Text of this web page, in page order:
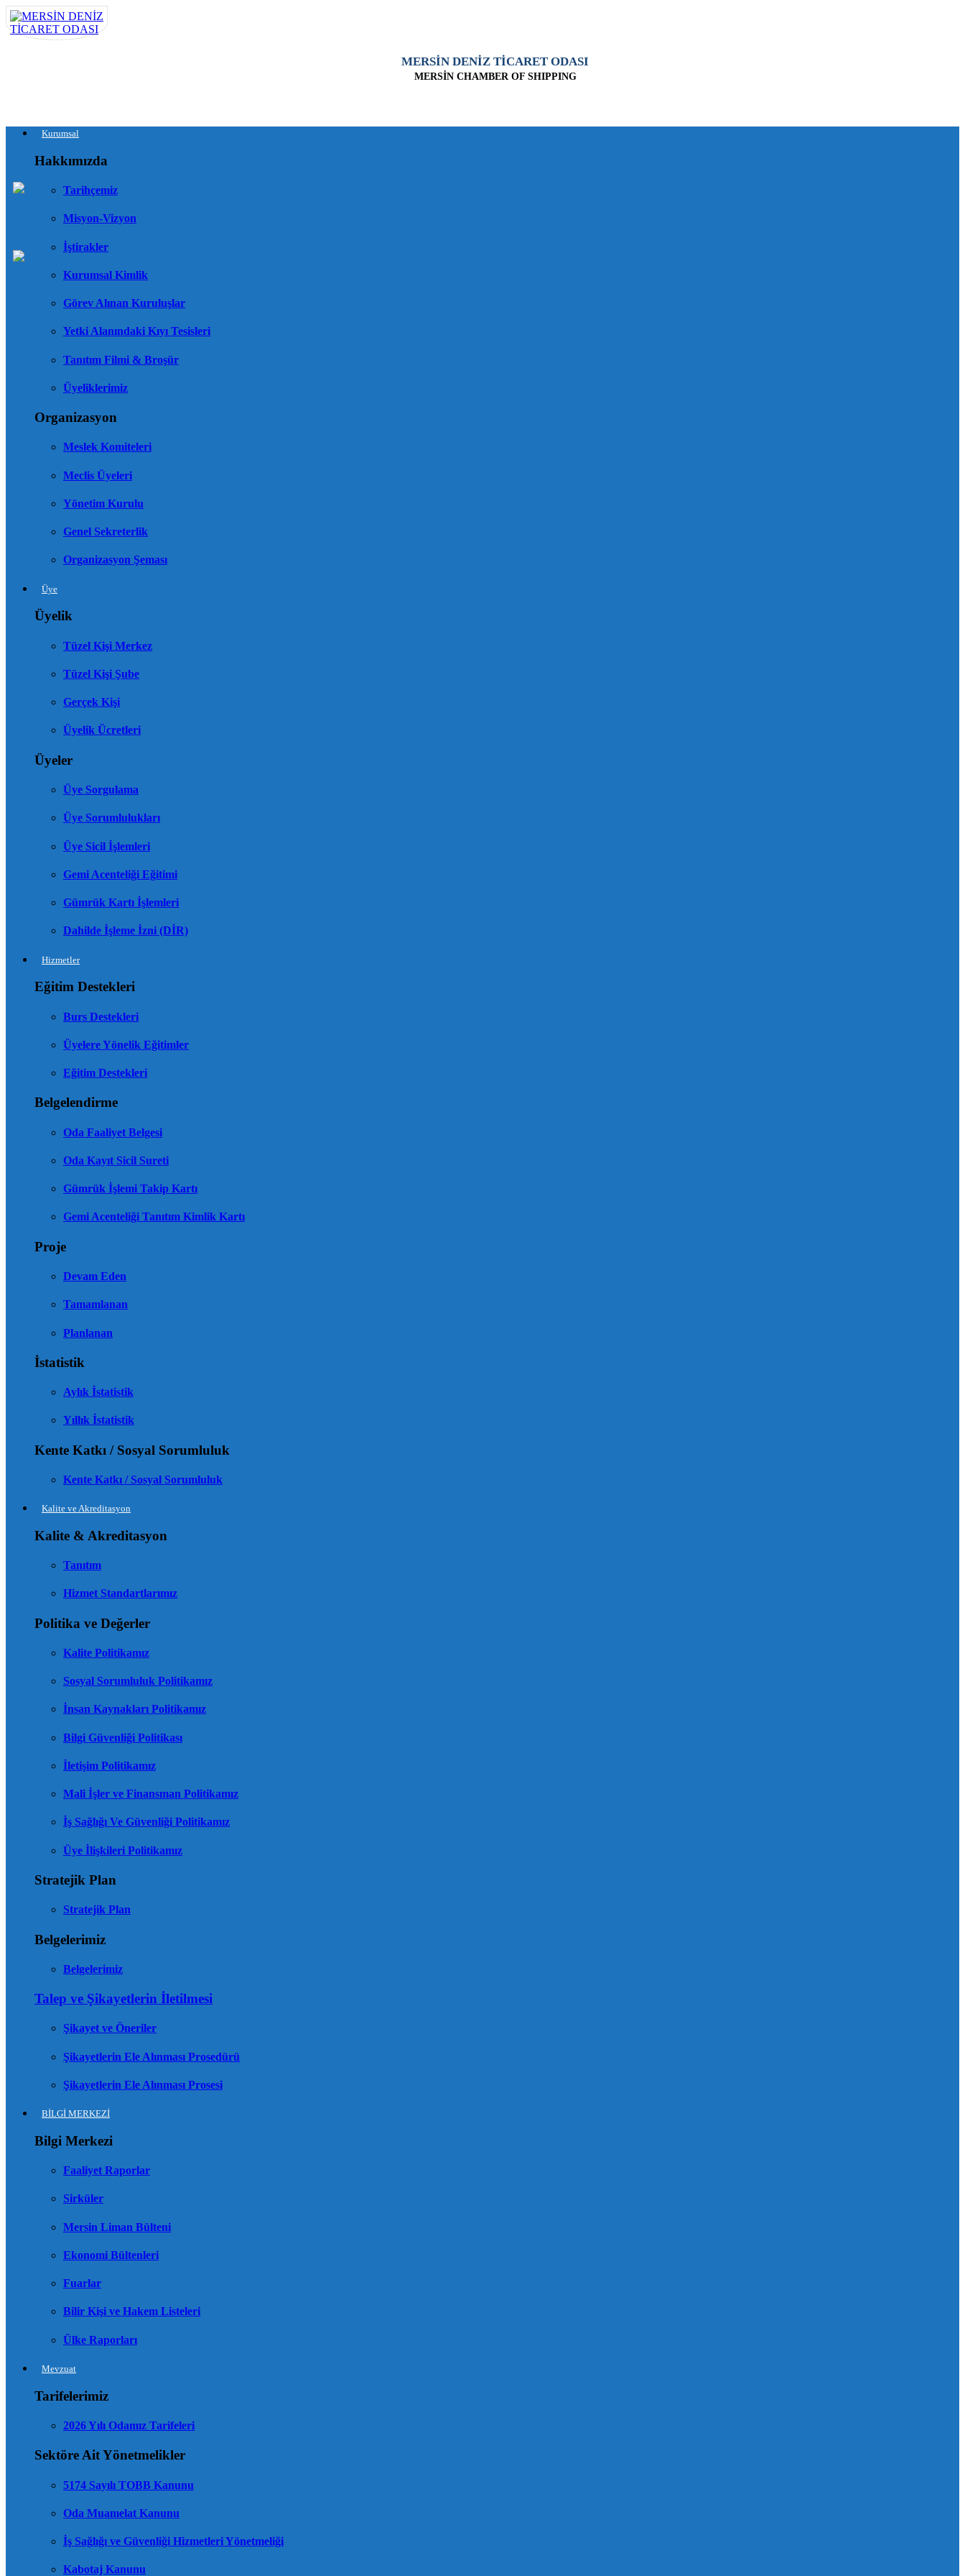
MERSİN DENİZ TİCARET ODASI
MERSİN CHAMBER OF SHIPPING
Kurumsal
Hakkımızda
Tarihçemiz
Misyon-Vizyon
İştirakler
Kurumsal Kimlik
Görev Alınan Kuruluşlar
Yetki Alanındaki Kıyı Tesisleri
Tanıtım Filmi & Broşür
Üyeliklerimiz
Organizasyon
Meslek Komiteleri
Meclis Üyeleri
Yönetim Kurulu
Genel Sekreterlik
Organizasyon Şeması
Üye
Üyelik
Tüzel Kişi Merkez
Tüzel Kişi Şube
Gerçek Kişi
Üyelik Ücretleri
Üyeler
Üye Sorgulama
Üye Sorumlulukları
Üye Sicil İşlemleri
Gemi Acenteliği Eğitimi
Gümrük Kartı İşlemleri
Dahilde İşleme İzni (DİR)
Hizmetler
Eğitim Destekleri
Burs Destekleri
Üyelere Yönelik Eğitimler
Eğitim Destekleri
Belgelendirme
Oda Faaliyet Belgesi
Oda Kayıt Sicil Sureti
Gümrük İşlemi Takip Kartı
Gemi Acenteliği Tanıtım Kimlik Kartı
Proje
Devam Eden
Tamamlanan
Planlanan
İstatistik
Aylık İstatistik
Yıllık İstatistik
Kente Katkı / Sosyal Sorumluluk
Kente Katkı / Sosyal Sorumluluk
Kalite ve Akreditasyon
Kalite & Akreditasyon
Tanıtım
Hizmet Standartlarımız
Politika ve Değerler
Kalite Politikamız
Sosyal Sorumluluk Politikamız
İnsan Kaynakları Politikamız
Bilgi Güvenliği Politikası
İletişim Politikamız
Mali İşler ve Finansman Politikamız
İş Sağlığı Ve Güvenliği Politikamız
Üye İlişkileri Politikamız
Stratejik Plan
Stratejik Plan
Belgelerimiz
Belgelerimiz
Talep ve Şikayetlerin İletilmesi
Şikayet ve Öneriler
Şikayetlerin Ele Alınması Prosedürü
Şikayetlerin Ele Alınması Prosesi
BİLGİ MERKEZİ
Bilgi Merkezi
Faaliyet Raporlar
Sirküler
Mersin Liman Bülteni
Ekonomi Bültenleri
Fuarlar
Bilir Kişi ve Hakem Listeleri
Ülke Raporları
Mevzuat
Tarifelerimiz
2026 Yılı Odamız Tarifeleri
Sektöre Ait Yönetmelikler
5174 Sayılı TOBB Kanunu
Oda Muamelat Kanunu
İş Sağlığı ve Güvenliği Hizmetleri Yönetmeliği
Kabotaj Kanunu